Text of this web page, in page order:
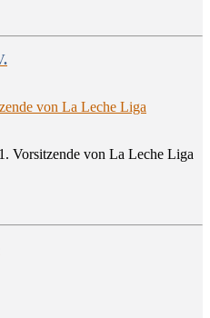
Vorsitzende von La Leche Liga